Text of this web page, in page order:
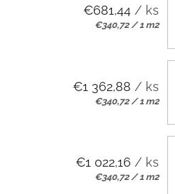
€681,44 / ks
Jednotková
€340,72 / 1 m2
€1 362,88 / ks
Jednotková
€340,72 / 1 m2
€1 022,16 / ks
Jednotková
€340,72 / 1 m2